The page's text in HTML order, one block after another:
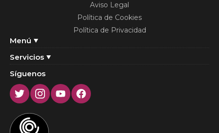
Menú
Servicios
Aviso Legal
Política de Cookies
Política de Privacidad
Síguenos
TwitterInstagram
YoutubeFacebook